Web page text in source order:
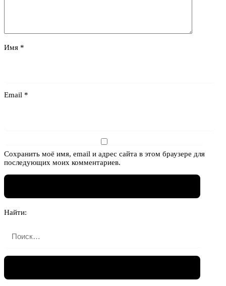
Имя *
Email *
Сохранить моё имя, email и адрес сайта в этом браузере для
последующих моих комментариев.
Найти: